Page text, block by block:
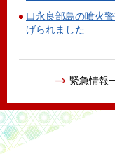
口永良部島の噴火
げられました
緊急情報